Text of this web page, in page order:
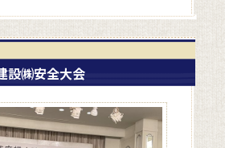
設㈱安全大会